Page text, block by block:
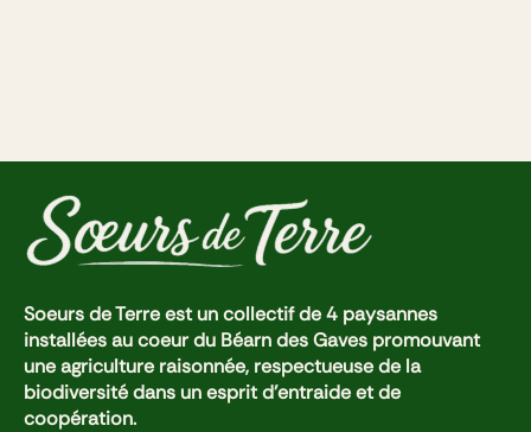
Soeurs de Terre est un collectif de 4 paysannes
installées au coeur du Béarn des Gaves promouvant
une agriculture raisonnée, respectueuse de la
biodiversité dans un esprit d'entraide et de
coopération.